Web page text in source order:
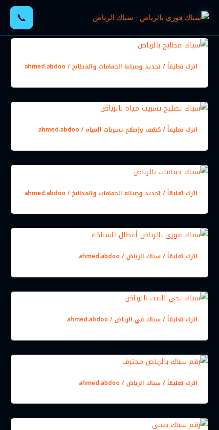
إلى
المحتوى
📞
اترك تعليقاً / تجديد وصيانة الحمامات والمطابخ /
ahmed.abdoo
اترك تعليقاً /كشف وإصلاح تسربات المياه /
ahmed.abdoo
اترك تعليقاً / تجديد وصيانة الحمامات والمطابخ /
ahmed.abdoo
اترك تعليقاً / سباك الرياض /
ahmed.abdoo
اترك تعليقاً / سباك في الرياض /
ahmed.abdoo
اترك تعليقاً / سباك الرياض /
ahmed.abdoo